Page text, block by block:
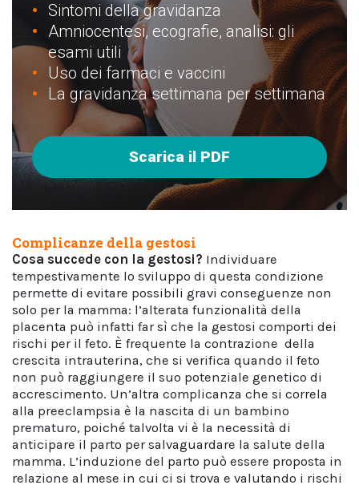
Sintomi della gravidanza
Amniocentesi, ecografie, analisi: gli
esami utili
Uso dei farmaci e vaccini
La gravidanza settimana per settimana
Scarica il PDF
Complicanze della gestosi
Cosa succede con la gestosi? Individuare
tempestivamente lo sviluppo di questa condizione
permette di evitare possibili gravi conseguenze non
solo per la mamma: l’alterata funzionalità della
placenta può infatti far sì che la gestosi comporti dei
rischi per il feto. È frequente la contrazione della
crescita intrauterina, che si verifica quando il feto
non può raggiungere il suo potenziale genetico di
accrescimento. Un’altra complicanza che si correla
alla preeclampsia è la nascita di un bambino
prematuro, poiché talvolta vi è la necessità di
anticipare il parto per salvaguardare la salute della
mamma. L’induzione del parto può essere proposta in
relazione al mese in cui ci si trova e valutando i rischi